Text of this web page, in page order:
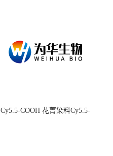
Cy5.5-COOH 花菁染料Cy5.5-